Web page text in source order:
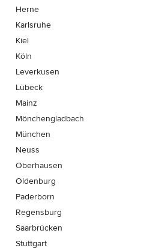
Herne
Karlsruhe
Kiel
Köln
Leverkusen
Lübeck
Mainz
Mönchen­gladbach
München
Neuss
Oberhausen
Oldenburg
Paderborn
Regensburg
Saarbrücken
Stuttgart